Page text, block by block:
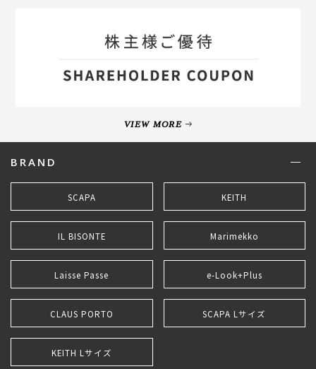
VIEW MORE
BRAND
SCAPA KEITH
IL BISONTE Marimekko
Laisse Passe e-Look+Plus
CLAUS PORTO SCAPA Lサイズ
KEITH Lサイズ